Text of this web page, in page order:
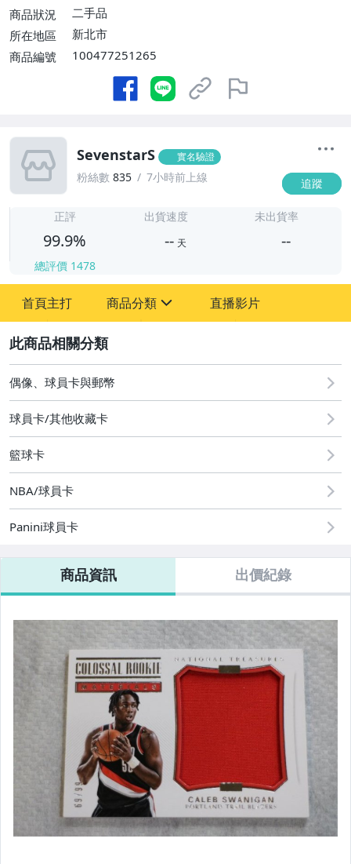
商品狀況
二手品
所在地區
新北市
商品編號
100477251265
SevenstarS 實名驗證
粉絲數 835 7小時前上線 追蹤
正評
99.9%
總評價 1478
出貨速度
-- 天
未出貨率
--
首頁主打 商品分類
成人專區
偶像、球員卡與郵幣
直播影片
偶像、球員卡與郵幣
球員卡/其他收藏卡
籃球卡
NBA/球員卡
Panini球員卡
商品資訊 出價紀錄